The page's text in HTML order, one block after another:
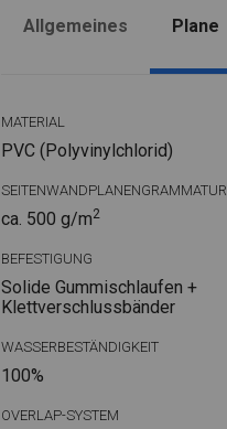
Allgemeines Plane
MATERIAL
PVC (Polyvinylchlorid)
SEITENWANDPLANENGRAMMATUR
ca. 500 g/m2
BEFESTIGUNG
Solide Gummischlaufen +
Klettverschlussbänder
WASSERBESTÄNDIGKEIT
100%
OVERLAP-SYSTEM